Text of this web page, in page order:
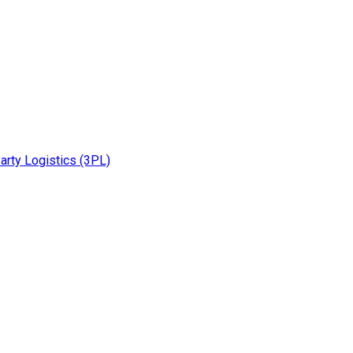
Logistics (3PL)